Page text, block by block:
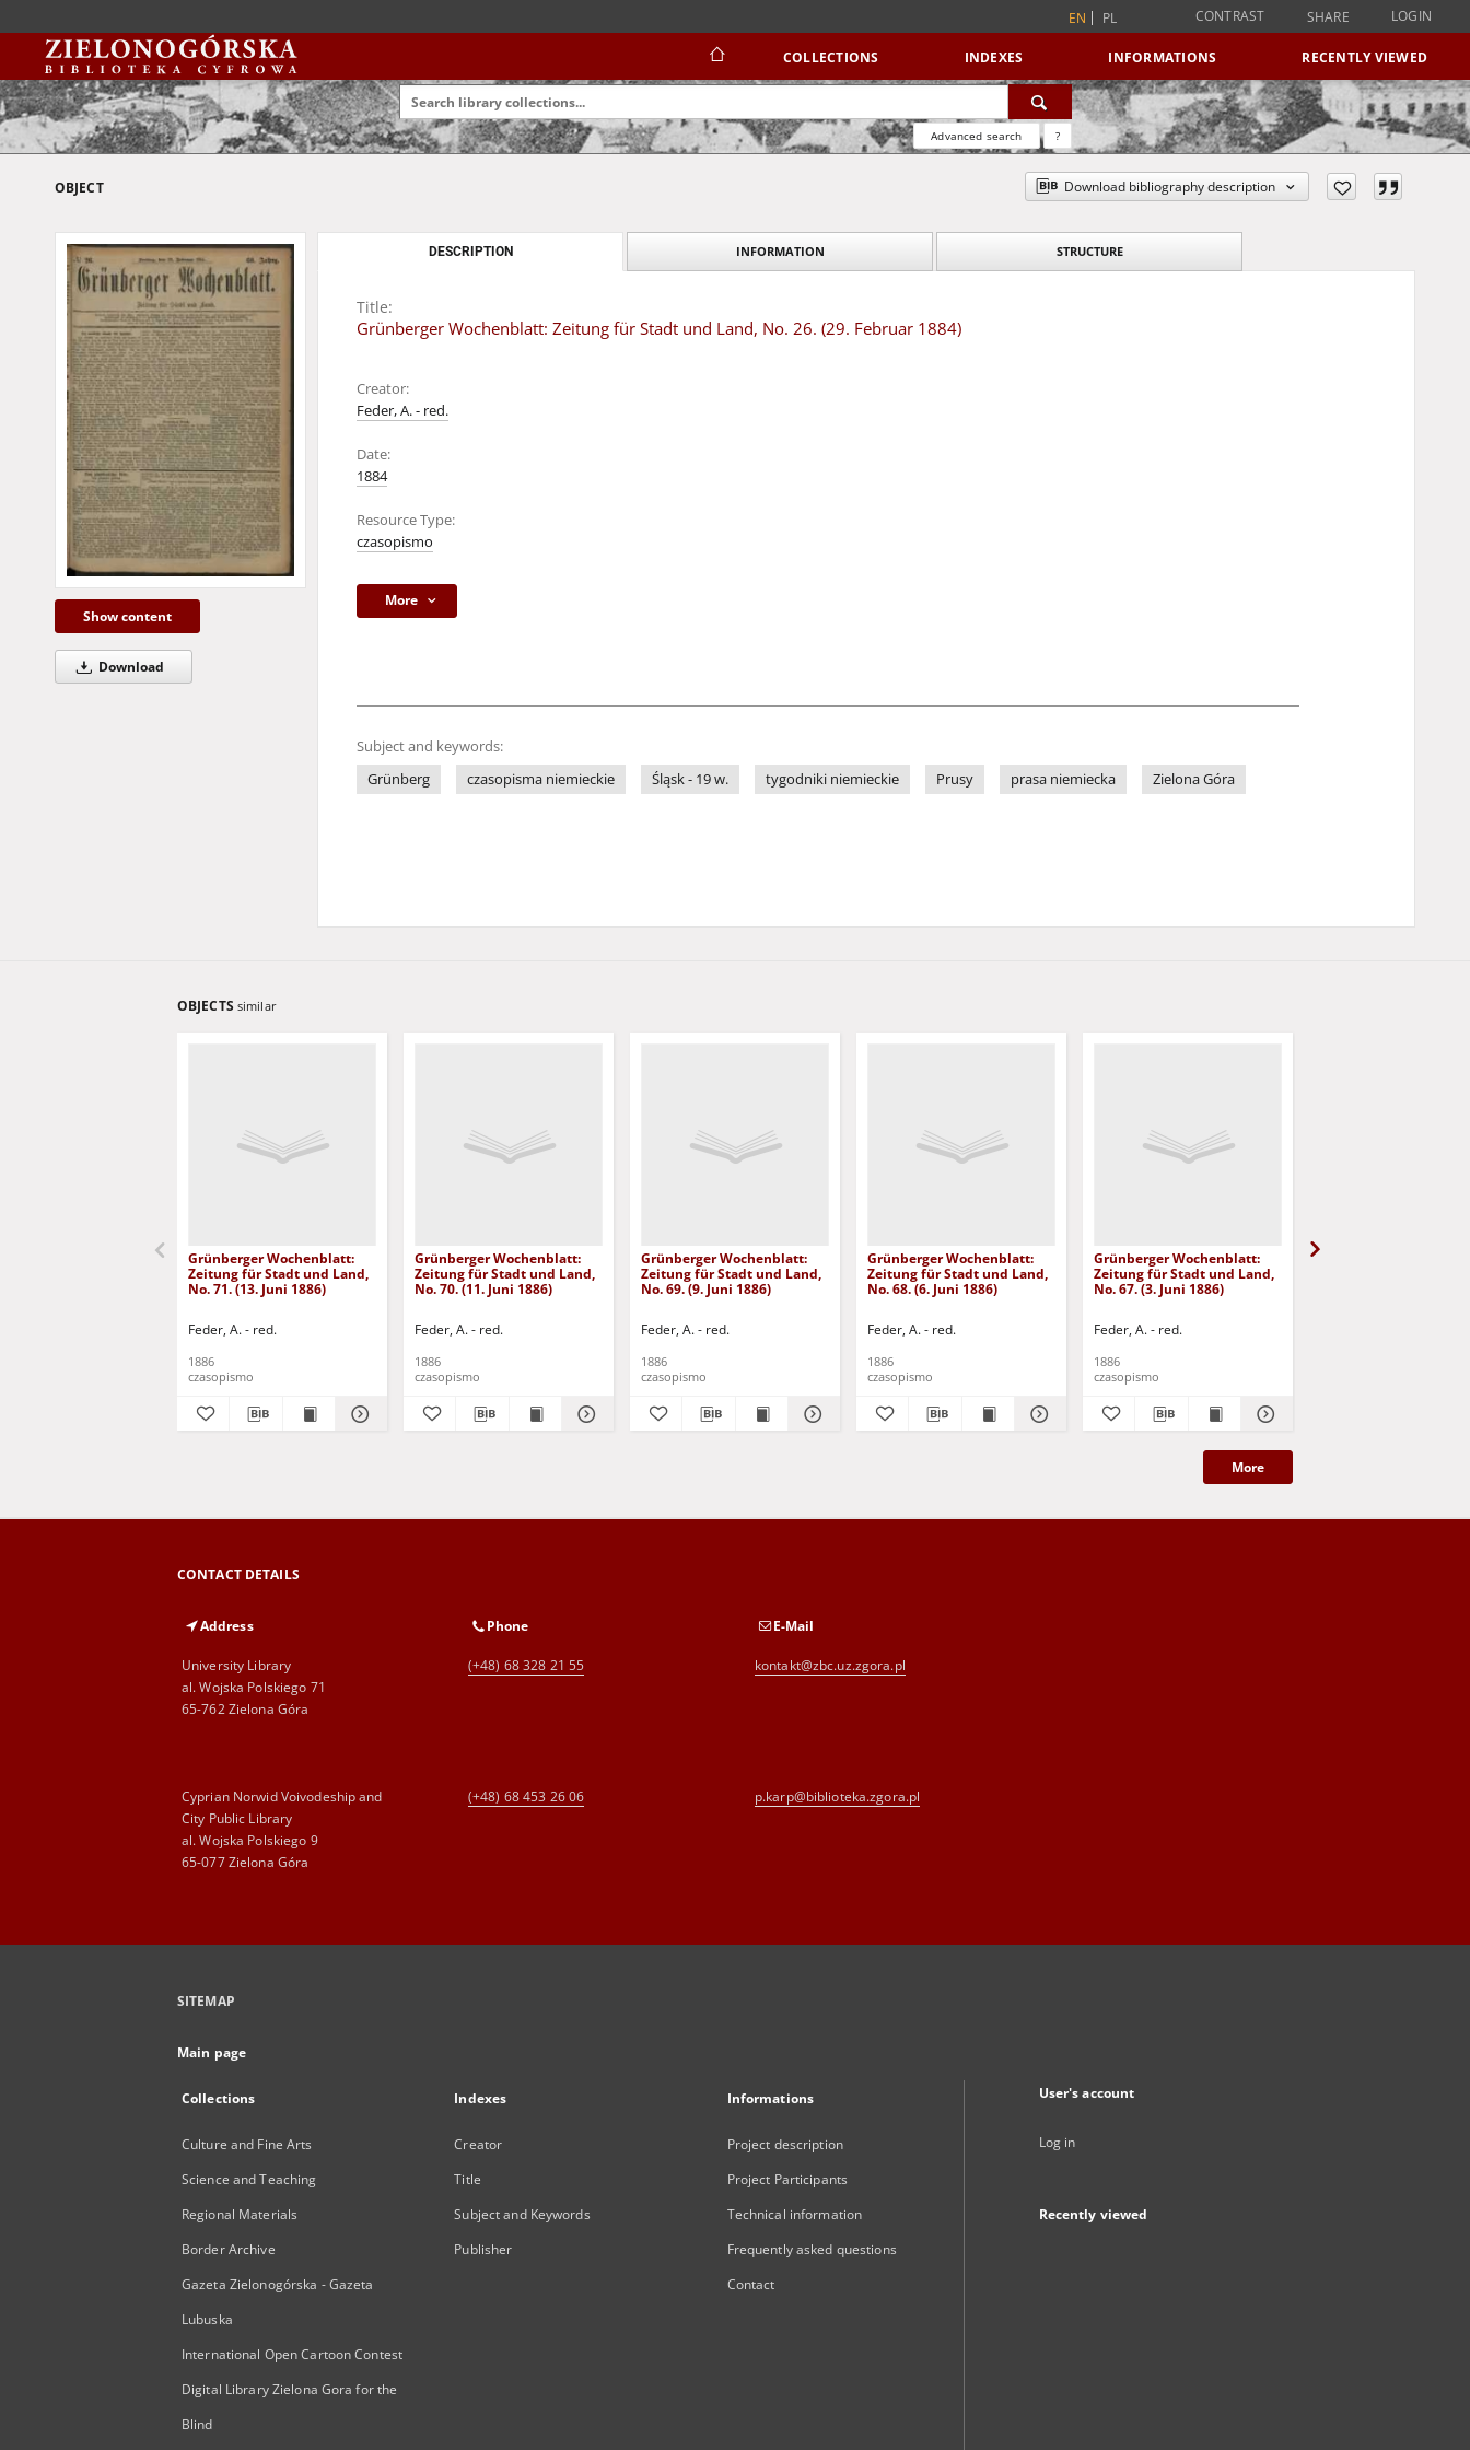
EN PL CONTRAST SHARE LOGIN
COLLECTIONS INDEXES INFORMATIONS RECENTLY VIEWED
Advanced search ?
OBJECT Download bibliography description
Show content
Download
DESCRIPTION INFORMATION STRUCTURE
Title:
Grünberger Wochenblatt: Zeitung für Stadt und Land, No. 26. (29. Februar 1884)
Creator:
Feder, A. - red.
Date:
1884
Resource Type:
czasopismo
More
Subject and keywords:
Grünberg
czasopisma niemieckie Śląsk - 19 w. tygodniki niemieckie Prusy prasa niemiecka Zielona Góra
OBJECTS similar
Grünberger Wochenblatt:
Zeitung für Stadt und Land,
No. 71. (13. Juni 1886)
Feder, A. - red.
1886
czasopismo
Grünberger Wochenblatt:
Zeitung für Stadt und Land,
No. 70. (11. Juni 1886)
Feder, A. - red.
1886
czasopismo
Grünberger Wochenblatt:
Zeitung für Stadt und Land,
No. 69. (9. Juni 1886)
Feder, A. - red.
1886
czasopismo
Grünberger Wochenblatt:
Zeitung für Stadt und Land,
No. 68. (6. Juni 1886)
Feder, A. - red.
1886
czasopismo
Grünberger Wochenblatt:
Zeitung für Stadt und Land,
No. 67. (3. Juni 1886)
Feder, A. - red.
1886
czasopismo
More
CONTACT DETAILS
Address
University Library
al. Wojska Polskiego 71
65-762 Zielona Góra
Phone
(+48) 68 328 21 55
E-Mail
kontakt@zbc.uz.zgora.pl
Cyprian Norwid Voivodeship and
City Public Library
al. Wojska Polskiego 9
65-077 Zielona Góra
(+48) 68 453 26 06 p.karp@biblioteka.zgora.pl
SITEMAP
Main page
Collections
Culture and Fine Arts
Science and Teaching
Regional Materials
Border Archive
Gazeta Zielonogórska - Gazeta
Lubuska
International Open Cartoon Contest
Digital Library Zielona Gora for the
Blind
Indexes
Creator
Title
Subject and Keywords
Publisher
Informations
Project description
Project Participants
Technical information
Frequently asked questions
Contact
User's account
Log in
Recently viewed